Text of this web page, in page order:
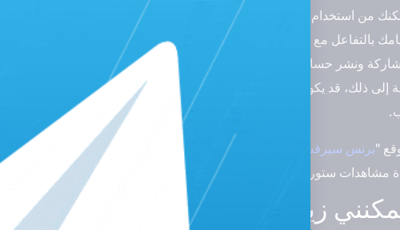
من استخدام هاشتاج مناسب، واستخدام الهاشتاج بشكل عشوائي يؤدي
بالتفاعل مع المتابعين، هذا يقلل من قوة مستوي حسابك.
ونشر حسابك الشخصي على منصات السوشيال ميديا الأخرى، تعد فرصة
إلى ذلك، قد يكون هناك عدم استغلال الفرص المتاحة مثل تنظيم
"برنس سيرفسس
" خدمات فريدة منها شراء متابعين انستقرام
مشاهدات ستوري انستقرام، هذه الخدمة تعتبر ضرورية في زيادة التفاعل
زيادة عدد المتابعين في